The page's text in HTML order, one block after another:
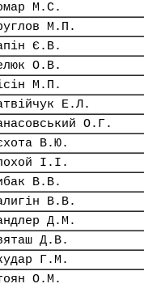
М.С.
М.П.
Є.В.
О.В.
М.П.
Е.Л.
О.Г.
В.Ю.
І.І.
В.В.
В.В.
Д.М.
Д.В.
Г.М.
О.М.